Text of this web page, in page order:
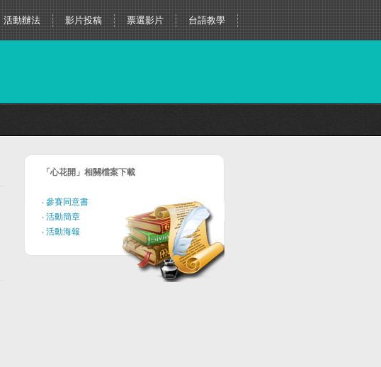
活動辦法 影片投稿 票選影片 台語教學
「心花開」相關檔案下載
‧ 參賽同意書
‧ 活動簡章
‧ 活動海報